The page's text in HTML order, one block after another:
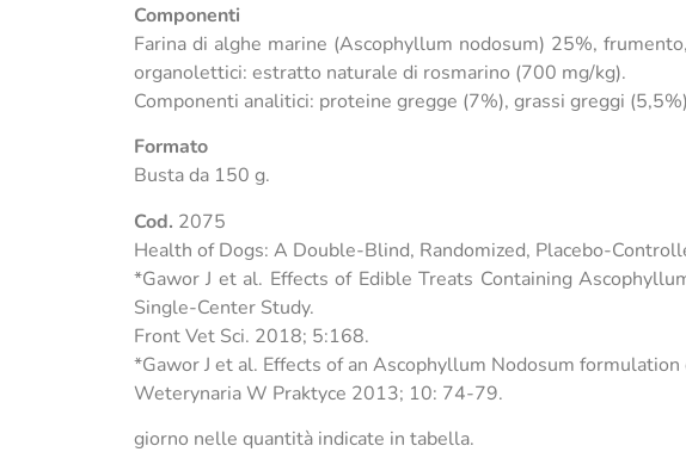
Componenti
Farina di alghe marine (Ascophyllum nodosum) 25%,
organolettici: estratto naturale di rosmarino (700 mg/kg).
Componenti analitici: proteine gregge (7%), grassi greggi
Formato
Busta da 150 g.
Cod. 2075
Health of Dogs: A Double-Blind, Randomized, Placebo-
*Gawor J et al. Effects of Edible Treats Containing
Single-Center Study.
Front Vet Sci. 2018; 5:168.
*Gawor J et al. Effects of an Ascophyllum Nodosum
Weterynaria W Praktyce 2013; 10: 74-79.
giorno nelle quantità indicate in tabella.